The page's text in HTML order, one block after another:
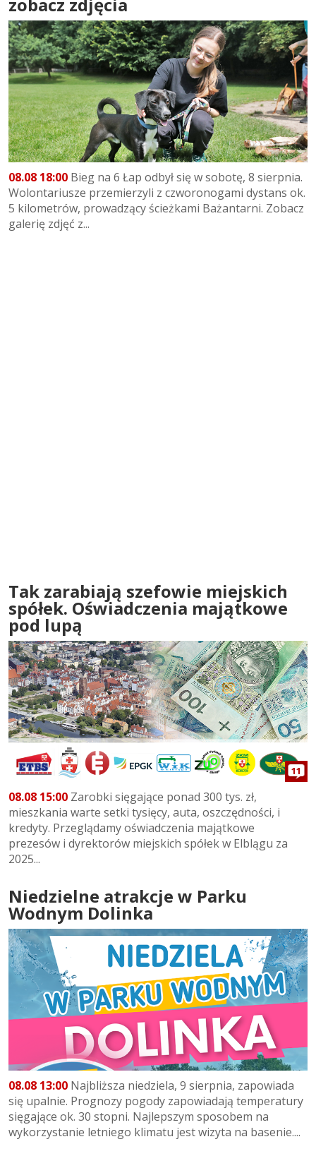
08.08 18:00 Bieg na 6 Łap odbył się w sobotę, 8 sierpnia.
Wolontariusze przemierzyli z czworonogami dystans ok.
5 kilometrów, prowadzący ścieżkami Bażantarni. Zobacz
galerię zdjęć z...
Tak zarabiają szefowie miejskich
spółek. Oświadczenia majątkowe
pod lupą
11
08.08 15:00 Zarobki sięgające ponad 300 tys. zł,
mieszkania warte setki tysięcy, auta, oszczędności, i
kredyty. Przeglądamy oświadczenia majątkowe
prezesów i dyrektorów miejskich spółek w Elblągu za
2025...
Niedzielne atrakcje w Parku
Wodnym Dolinka
08.08 13:00 Najbliższa niedziela, 9 sierpnia, zapowiada
się upalnie. Prognozy pogody zapowiadają temperatury
sięgające ok. 30 stopni. Najlepszym sposobem na
wykorzystanie letniego klimatu jest wizyta na basenie....